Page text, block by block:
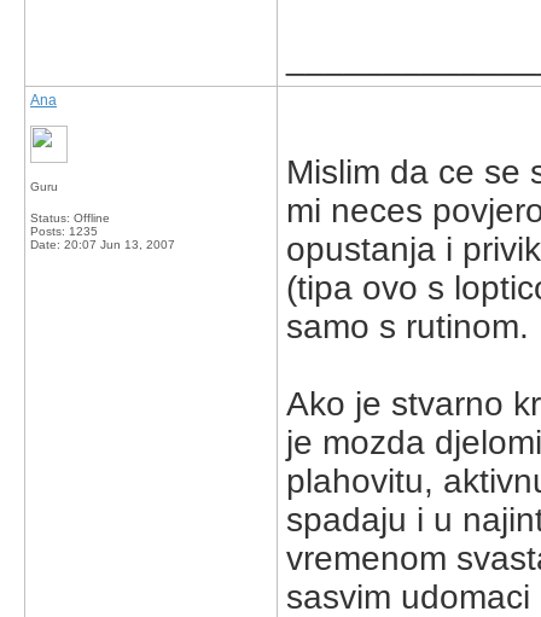
Ana
Guru
Status: Offline
Posts: 1235
Date: 20:07 Jun 13, 2007
Mislim da ce se
mi neces
opustanja i
(tipa ovo s
samo s
Ako je stvarno
je mozda
plahovitu,
spadaju i u
vremenom
sasvim